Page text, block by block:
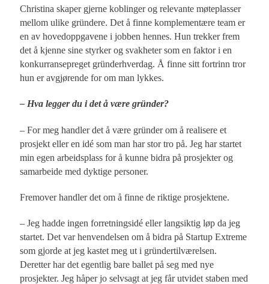
Christina skaper gjerne koblinger og relevante møteplasser
mellom ulike gründere. Det å finne komplementære team er
en av hovedoppgavene i jobben hennes. Hun trekker frem
det å kjenne sine styrker og svakheter som en faktor i en
konkurransepreget gründerhverdag. Å finne sitt fortrinn tror
hun er avgjørende for om man lykkes.
– Hva legger du i det å være gründer?
– For meg handler det å være gründer om å realisere et
prosjekt eller en idé som man har stor tro på. Jeg har startet
min egen arbeidsplass for å kunne bidra på prosjekter og
samarbeide med dyktige personer.
Fremover handler det om å finne de riktige prosjektene.
– Jeg hadde ingen forretningsidé eller langsiktig løp da jeg
startet. Det var henvendelsen om å bidra på Startup Extreme
som gjorde at jeg kastet meg ut i gründertilværelsen.
Deretter har det egentlig bare ballet på seg med nye
prosjekter. Jeg håper jo selvsagt at jeg får utvidet staben med